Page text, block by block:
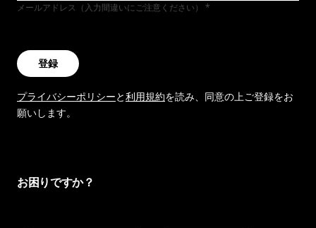
メールアドレス（入力間違いにご注意ください）
登録
プライバシーポリシーと利用規約を読み、同意の上ご登録をお
願いします。
お困りですか？